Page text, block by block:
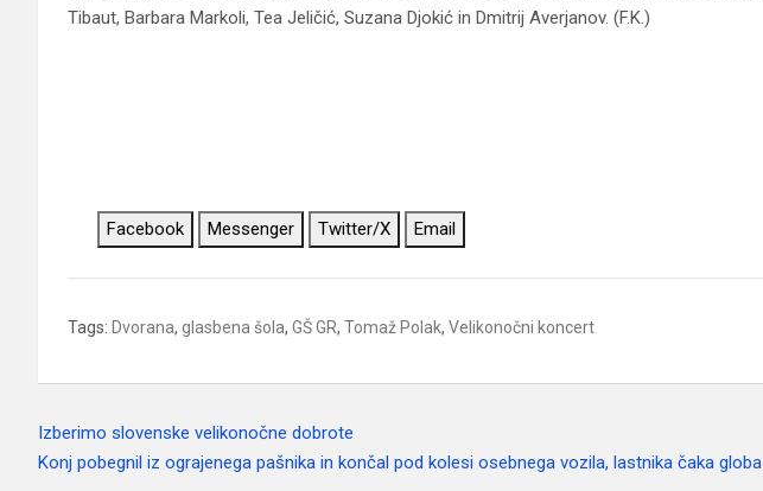
Tibaut, Barbara Markoli, Tea Jeličić, Suzana Djokić in Dmitrij Averjanov. (F.K.)
Facebook Messenger Twitter/X Email
Tags: Dvorana, glasbena šola, GŠ GR, Tomaž Polak, Velikonočni koncert
Navigacija
Izberimo slovenske velikonočne dobrote
Konj pobegnil iz ograjenega pašnika in končal pod kolesi osebnega vozila, lastnika čaka globa